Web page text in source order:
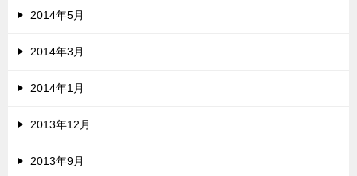
2014年5月
2014年3月
2014年1月
2013年12月
2013年9月